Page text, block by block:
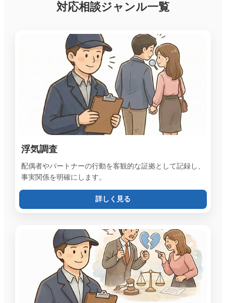
対応相談ジャンル一覧
浮気調査
配偶者やパートナーの行動を客観的な証拠として記録し、
事実関係を明確にします。
詳しく見る